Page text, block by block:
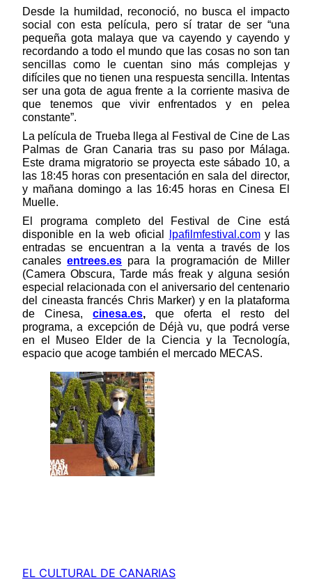
Desde la humildad, reconoció, no busca el impacto
social con esta película, pero sí tratar de ser “una
pequeña gota malaya que va cayendo y cayendo y
recordando a todo el mundo que las cosas no son tan
sencillas como le cuentan sino más complejas y
difíciles que no tienen una respuesta sencilla. Intentas
ser una gota de agua frente a la corriente masiva de
que tenemos que vivir enfrentados y en pelea
constante”.
La película de Trueba llega al Festival de Cine de Las
Palmas de Gran Canaria tras su paso por Málaga.
Este drama migratorio se proyecta este sábado 10, a
las 18:45 horas con presentación en sala del director,
y mañana domingo a las 16:45 horas en Cinesa El
Muelle.
El programa completo del Festival de Cine está
disponible en la web oficial
lpafilmfestival.com y las
entradas se encuentran a la venta a través de los
canales entrees.es para la programación de Miller
(Camera Obscura, Tarde más freak y alguna sesión
especial relacionada con el aniversario del centenario
del cineasta francés Chris Marker) y en la plataforma
de Cinesa, cinesa.es, que
oferta el resto del
programa, a excepción de Déjà vu, que podrá verse
en el Museo Elder de la Ciencia y la Tecnología,
espacio que acoge también el mercado MECAS.
EL CULTURAL DE CANARIAS